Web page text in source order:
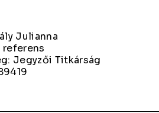
Julianna
Jegyzői Titkárság